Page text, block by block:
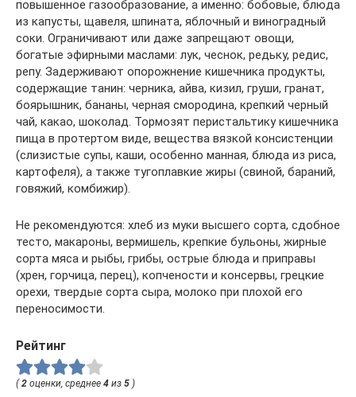
повышенное газообразование, а именно: бобовые, блюда
из капусты, щавеля, шпината, яблочный и виноградный
соки. Ограничивают или даже запрещают овощи,
богатые эфирными маслами: лук, чеснок, редьку, редис,
репу. Задерживают опорожнение кишечника продукты,
содержащие танин: черника, айва, кизил, груши, гранат,
боярышник, бананы, черная смородина, крепкий черный
чай, какао, шоколад. Тормозят перистальтику кишечника
пища в протертом виде, вещества вязкой консистенции
(слизистые супы, каши, особенно манная, блюда из риса,
картофеля), а также тугоплавкие жиры (свиной, бараний,
говяжий, комбижир).
Не рекомендуются: хлеб из муки высшего сорта, сдобное
тесто, макароны, вермишель, крепкие бульоны, жирные
сорта мяса и рыбы, грибы, острые блюда и приправы
(хрен, горчица, перец), копчености и консервы, грецкие
орехи, твердые сорта сыра, молоко при плохой его
переносимости.
Рейтинг
( 2 оценки, среднее 4 из 5 )